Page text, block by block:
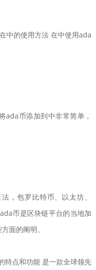
中的使用方法 在中使用ada
ada币添加到中非常简单，
，包罗比特币、以太坊、
币是区块链平台的当地加
面的阐明。
特点和功能 是一款全球领先